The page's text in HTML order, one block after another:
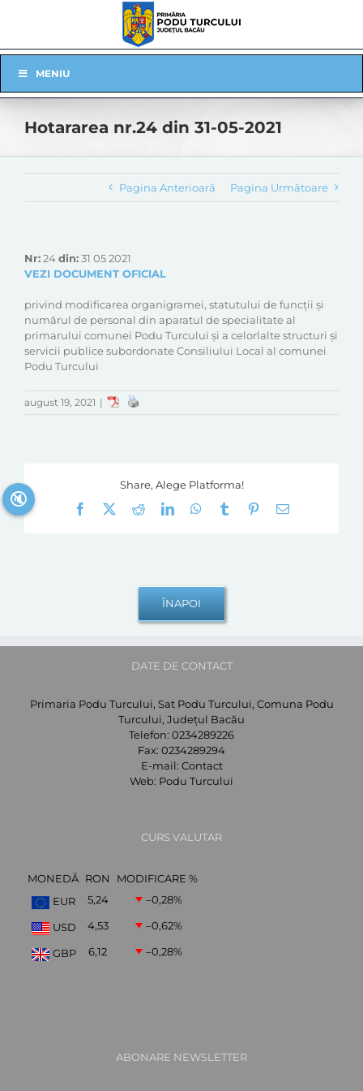
Navigation
MENIU
Hotararea nr.24 din 31-05-2021
Pagina Anterioară Pagina Următoare
Nr:24din:31 05 2021
VEZI DOCUMENT OFICIAL
privind modificarea organigramei, statutului de funcții și
numărul de personal din aparatul de specialitate al
primarului comunei Podu Turcului și a celorlalte structuri și
servicii publice subordonate Consiliului Local al comunei
Podu Turcului
august 19, 2021 |
Share, Alege Platforma!
Facebook
RedditLinkedInWhatsApp
Tumblr Pinterest
E-
DATE DE CONTACT
Primaria Podu Turcului, Sat Podu Turcului, Comuna Podu
Turcului, Județul Bacău
Telefon: 0234289226
Fax: 0234289294
E-mail: Contact
Web: Podu Turcului
CURS VALUTAR
MONEDĂ RON
MODIFICARE %
EUR
5,24 –0,28%
USD 4,53 –0,62%
GBP 6,12 –0,28%
ABONARE NEWSLETTER
🔇